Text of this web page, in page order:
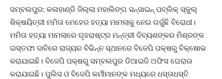
ସମ୍ବଲପୁର: କଳାହାଣ୍ଡି ଜିଲ୍ଲା ମହାଲିଙ୍ଗ ସନ୍‌ସାଇନ୍ ପବ୍ଲିକ୍‌ ସ୍କୁଲ୍‌
ଶିକ୍ଷୟିତ୍ରୀ ମମିତା ମେହେର ହତ୍ୟା ମାମଲାକୁ ନେଇ ଗର୍ଜୁଛି ବିରୋଧୀ।
ମମିତା ହତ୍ୟା ମାମଲାରେ ଗୃହରାଷ୍ଟ୍ର ମନ୍ତ୍ରୀ ଦିବ୍ୟଶଙ୍କର ମିଶ୍ରଙ୍କ
ଇସ୍ତଫା ଦାବିରେ ରାଜ୍ୟର ବିଭିନ୍ନ ସ୍ଥାନରେ ବିଜେପି ପକ୍ଷରୁ ବିକ୍ଷୋଭ
କରାଯାଇଛି। ବିଜେପି ପକ୍ଷରୁ ସମ୍ବଲପୁର ଡିଆଇଜି ଅଫିସ ଘେରାଉ
କରାଯାଇଛି। ପୁଲିସ ଓ ବିଜେପି କର୍ମୀମାନଙ୍କ ମଧ୍ୟରେ ଧସ୍ତାଧସ୍ତି